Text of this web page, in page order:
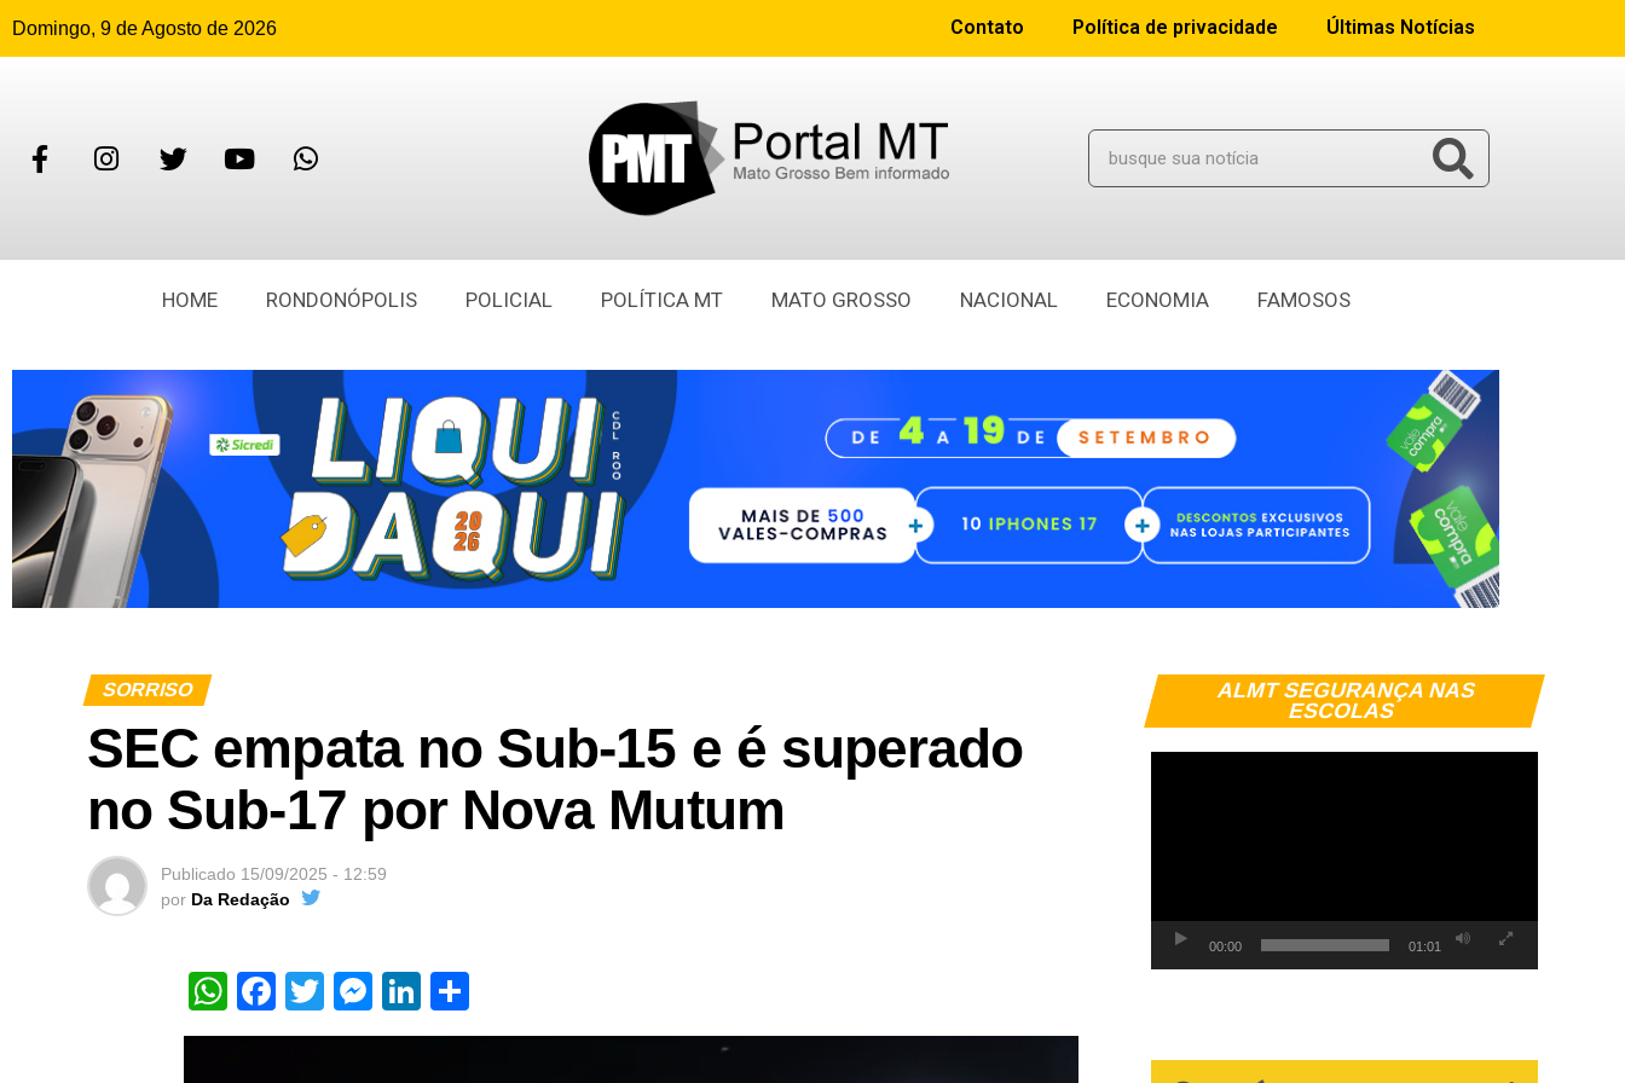
Domingo, 9 de Agosto de 2026 Contato Política de privacidade Últimas Notícias
HOME RONDONÓPOLIS POLICIAL POLÍTICA MT MATO GROSSO NACIONAL ECONOMIA FAMOSOS
SORRISO
SEC empata no Sub-15 e é superado
no Sub-17 por Nova Mutum
Publicado 15/09/2025 - 12:59
por Da Redação
WhatsApp
Facebook
TwitterMessenger
LinkedIn
ALMT SEGURANÇA NAS
ESCOLAS
Tocador
de
00:00 01:01